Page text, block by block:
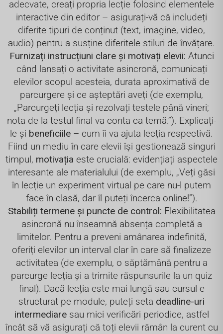
adecvate, creați propria lecție folosind elementele
interactive din editor – asigurați-vă că includeți
diferite tipuri de conținut (text, imagine, video,
audio) pentru a susține diferitele stiluri de învățare.
Furnizați instrucțiuni clare și motivați elevii: Atunci
când lansați o activitate asincronă, comunicați
elevilor scopul acesteia, durata aproximativă de
parcurgere și ce așteptări aveți (de exemplu,
„Parcurgeți lecția și rezolvați testele până vineri;
nota de la testul final va conta ca temă.”). Explicați-
le și beneficiile – cum îi va ajuta lecția respectivă.
Fiind un mediu în care elevii își gestionează singuri
timpul, motivația este crucială: evidențiați aspectele
interesante ale materialului (de exemplu, „Veți găsi
în lecție un experiment virtual pe care nu-l putem
face în clasă, dar îl puteți încerca online!”).
Stabiliți termene și puncte de control: Flexibilitatea
asincronă nu înseamnă absența completă a
limitelor. Pentru a preveni amânarea indefinită,
oferiți elevilor un interval clar în care să finalizeze
activitatea (de exemplu, o săptămână pentru a
parcurge lecția și a trimite răspunsurile la un quiz
final). Dacă lecția este mai lungă sau cursul e
structurat pe module, puteți seta deadline-uri
intermediaresau mici verificări periodice, astfel
încât să vă asigurați că toți elevii rămân la curent cu